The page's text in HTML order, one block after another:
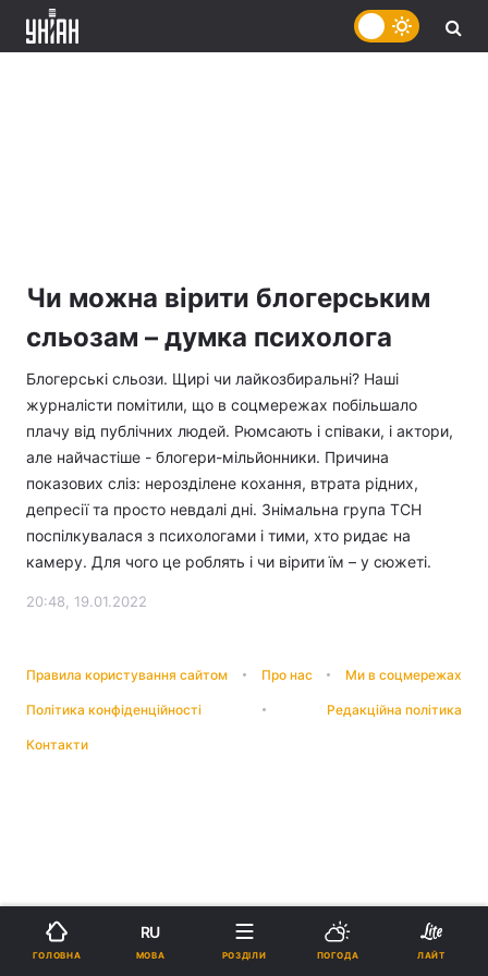
Чи можна вірити блогерським
сльозам – думка психолога
Блогерські сльози. Щирі чи лайкозбиральні? Наші
журналісти помітили, що в соцмережах побільшало
плачу від публічних людей. Рюмсають і співаки, і актори,
але найчастіше - блогери-мільйонники. Причина
показових сліз: нерозділене кохання, втрата рідних,
депресії та просто невдалі дні. Знімальна група ТСН
поспілкувалася з психологами і тими, хто ридає на
камеру. Для чого це роблять і чи вірити їм – у сюжеті.
20:48, 19.01.2022
Правила користування сайтом Про нас Ми в соцмережах
Політика конфіденційності Редакційна політика
Контакти
ГОЛОВНА
RU
МОВА РОЗДІЛИ ПОГОДА ЛАЙТ